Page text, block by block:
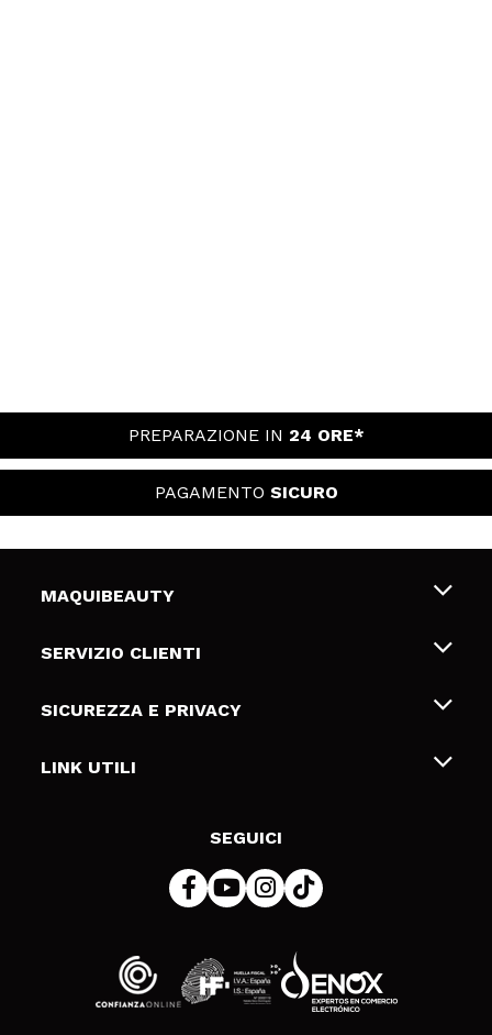
PREPARAZIONE IN 24 ORE*
PAGAMENTO SICURO
MAQUIBEAUTY
Chi siamo
Gift Cards
SERVIZIO CLIENTI
Spedizioni & Resi
Metodi di pagamamento
SICUREZZA E PRIVACY
Termini e condizioni
LINK UTILI
SEGUICI